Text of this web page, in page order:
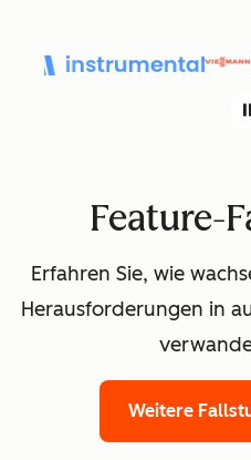
Feature-
Erfahren Sie, wie
Herausforderungen in
Weitere